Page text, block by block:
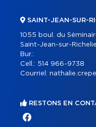
SAINT-JEAN-SUR-
1055 boul. du
Saint-Jean-sur-
Bur.:
Cell.: 514 966-9738
Courriel:
RESTONS EN